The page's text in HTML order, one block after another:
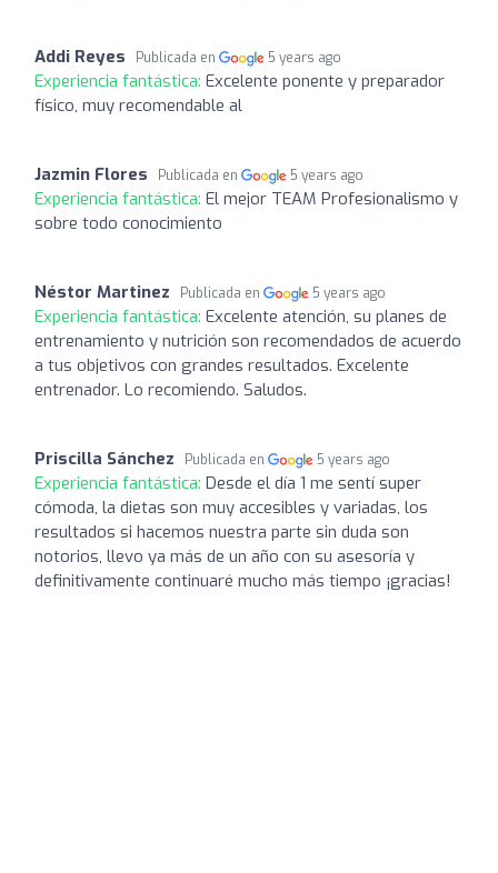
Addi Reyes Publicada en 5 years ago
Experiencia fantástica: Excelente ponente y preparador
físico, muy recomendable al
Jazmin Flores Publicada en 5 years ago
Experiencia fantástica: El mejor TEAM Profesionalismo y
sobre todo conocimiento
Néstor Martinez Publicada en 5 years ago
Experiencia fantástica: Excelente atención, su planes de
entrenamiento y nutrición son recomendados de acuerdo
a tus objetivos con grandes resultados. Excelente
entrenador. Lo recomiendo. Saludos.
Priscilla Sánchez Publicada en 5 years ago
Experiencia fantástica: Desde el día 1 me sentí super
cómoda, la dietas son muy accesibles y variadas, los
resultados si hacemos nuestra parte sin duda son
notorios, llevo ya más de un año con su asesoría y
definitivamente continuaré mucho más tiempo ¡gracias!